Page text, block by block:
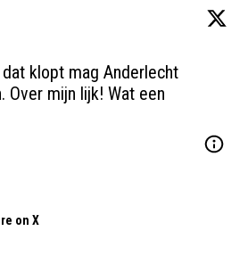
klopt mag Anderlecht
Over mijn lijk! Wat een
on X